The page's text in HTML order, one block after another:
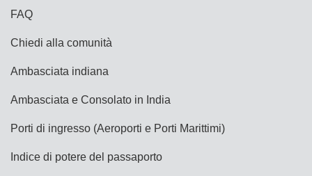
FAQ
Chiedi alla comunità
Ambasciata indiana
Ambasciata e Consolato in India
Porti di ingresso (Aeroporti e Porti Marittimi)
Indice di potere del passaporto